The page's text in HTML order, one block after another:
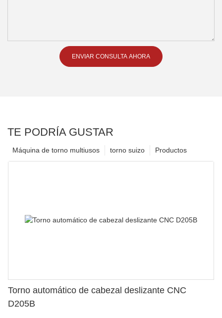
ENVIAR CONSULTA AHORA
TE PODRÍA GUSTAR
Productos
torno suizo
Máquina de torno multiusos
Torno automático de cabezal deslizante CNC
D205B